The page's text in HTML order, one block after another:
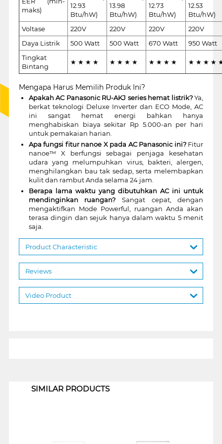
maks)
12.93
Btu/hW)
13.98
Btu/hW)
12.73
Btu/hW)
12.53
Btu/hW)
Voltase
220V 220V 220V
220V
Daya Listrik
500 Watt 500 Watt 670 Watt
950 Watt
Tingkat
Bintang
★ ★ ★ ★ ★ ★ ★ ★ ★ ★ ★ ★ ★ ★ ★ ★
Mengapa Harus Memilih Produk Ini?
Apakah AC Panasonic RU-AKJ series hemat listrik?Ya,
berkat teknologi Deluxe Inverter dan ECO Mode, AC
ini sangat hemat energi bahkan hanya
menghabiskan biaya sekitar Rp 5.000-an per hari
untuk pemakaian harian.
Apa fungsi fitur nanoe X pada AC Panasonic ini?Fitur
nanoe™ X berfungsi sebagai penjaga kesehatan
udara yang melumpuhkan virus, bakteri, alergen,
menghilangkan bau tak sedap, serta melembapkan
kulit dan rambut Anda selama 24 jam.
Berapa lama waktu yang dibutuhkan AC ini untuk
mendinginkan ruangan? Sangat cepat, dengan
mengaktifkan Mode Powerful, ruangan Anda akan
terasa dingin dan sejuk hanya dalam waktu 5 menit
saja.
Product Characteristic
Reviews
Video Product
SIMILAR PRODUCTS